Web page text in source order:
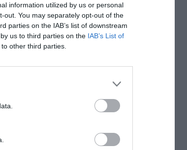
information utilized by us or personal
out. You may separately opt-out of the
parties on the IAB’s list of downstream
us to third parties on the IAB’s List of
other third parties.